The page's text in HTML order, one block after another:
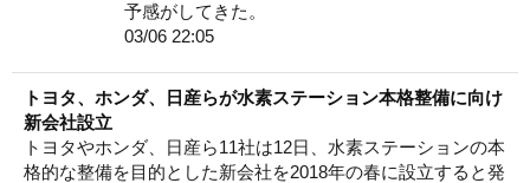
予感がしてきた。
03/06 22:05
トヨタ、ホンダ、日産らが水素ステーション本格整備に向け
新会社設立
トヨタやホンダ、日産ら11社は12日、水素ステーションの本
格的な整備を目的とした新会社を2018年の春に設立すると発